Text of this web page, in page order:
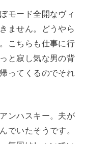
モード全開なヴィ
ません。どうやら
こちらも仕事に行
と寂し気な男の背
ってくるのでそれ
ンハスキー。夫が
でいたそうです。